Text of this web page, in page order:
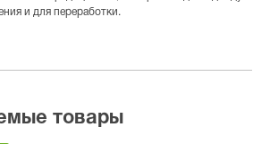
и для переработки.
товары